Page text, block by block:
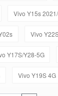
Vivo Y15s
Vivo
Y17S/Y28-5G
Vivo Y19S 4G